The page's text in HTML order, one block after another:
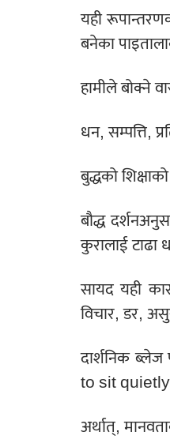
यही
बनेका
हामीले बोक्ने
धन, सम्पत्ति,
बुद्धको
बौद्ध
कुरालाई टाढा
सायद यही
विचार, डर,
दार्शनिक
to sit
अर्थात्,